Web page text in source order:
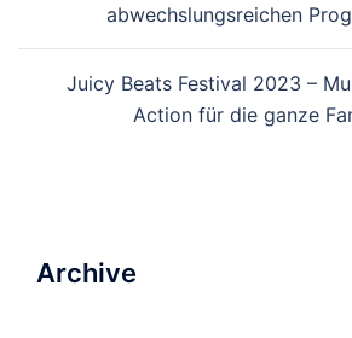
abwechslungsreichen
Juicy Beats Festival 2023 –
Action für die ganze
Archive